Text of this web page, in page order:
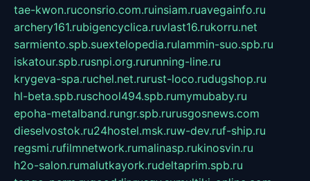
tae-kwon.ruconsrio.com.ruinsiam.ruavegainfo.ru
archery161.rubigencyclica.ruvlast16.rukorru.net
sarmiento.spb.suextelopedia.rulammin-suo.spb.ru
iskatour.spb.rusnpi.org.rurunning-line.ru
krygeva-spa.ruchel.net.rurust-loco.rudugshop.ru
hl-beta.spb.ruschool494.spb.rumymubaby.ru
epoha-metalband.rungr.spb.rurusgosnews.com
dieselvostok.ru24hostel.msk.ruw-dev.ruf-ship.ru
regsmi.rufilmnetwork.rumalinasp.rukinosvin.ru
h2o-salon.rumalutkayork.rudeltaprim.spb.ru